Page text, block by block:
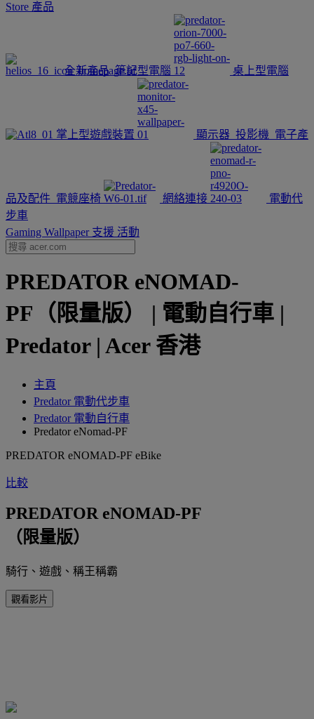
Store 產品
全新產品 筆記型電腦 桌上型電腦
掌上型遊戲裝置 顯示器 投影機 電子產
品及配件 電競座椅 網絡連接
電動代
步車
Gaming Wallpaper 支援 活動
PREDATOR eNOMAD-
PF（限量版） | 電動自行車 |
Predator | Acer 香港
主頁
‌Predator 電動代步車
Predator 電動自行車
Predator eNomad-PF
PREDATOR eNOMAD-PF eBike
比較
PREDATOR eNOMAD-PF
（限量版）
騎行、遊戲、稱王稱霸
觀看影片